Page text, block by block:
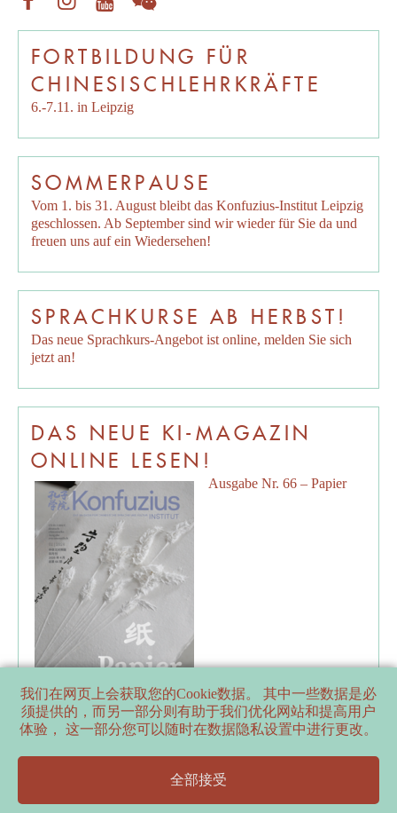
FORTBILDUNG FÜR
CHINESISCHLEHRKRÄFTE
6.-7.11. in Leipzig
SOMMERPAUSE
Vom 1. bis 31. August bleibt das Konfuzius-Institut Leipzig
geschlossen. Ab September sind wir wieder für Sie da und
freuen uns auf ein Wiedersehen!
SPRACHKURSE AB HERBST!
Das neue Sprachkurs-Angebot ist online, melden Sie sich
jetzt an!
DAS NEUE KI-MAGAZIN
ONLINE LESEN!
Ausgabe Nr. 66 – Papier
我们在网页上会获取您的Cookie数据。 其中一些数据是必
须提供的，而另一部分则有助于我们优化网站和提高用户
体验， 这一部分您可以随时在数据隐私设置中进行更改。
全部接受